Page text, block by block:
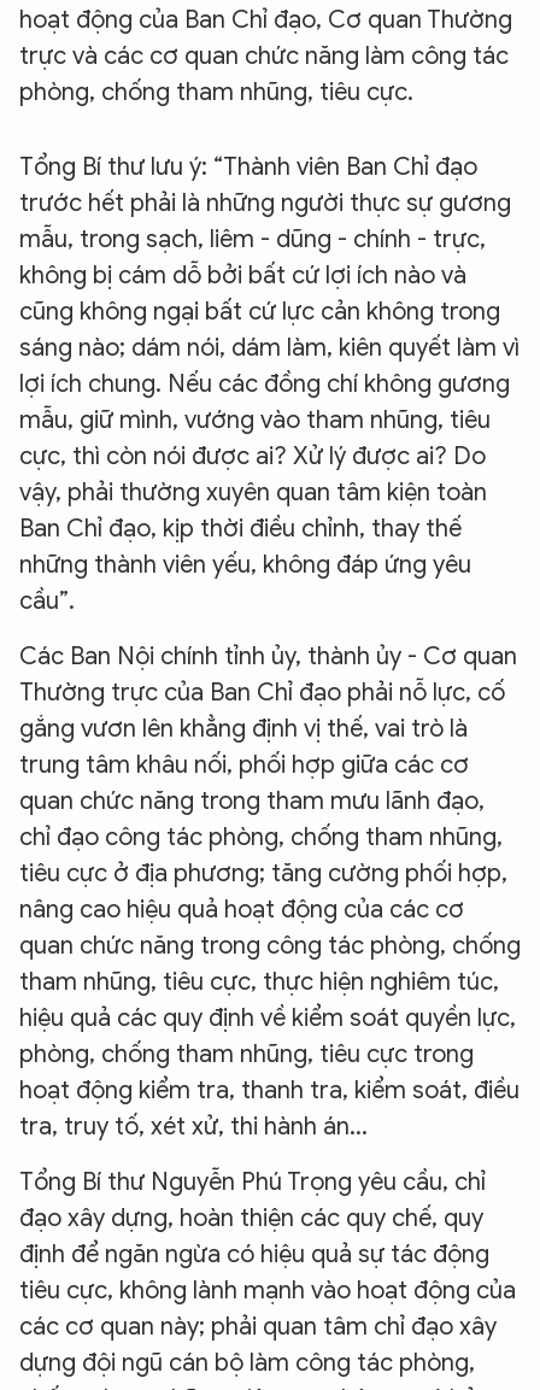
hoạt động của Ban Chỉ đạo, Cơ quan Thường
trực và các cơ quan chức năng làm công tác
phòng, chống tham nhũng, tiêu cực.
Tổng Bí thư lưu ý: “Thành viên Ban Chỉ đạo
trước hết phải là những người thực sự gương
mẫu, trong sạch, liêm - dũng - chính - trực,
không bị cám dỗ bởi bất cứ lợi ích nào và
cũng không ngại bất cứ lực cản không trong
sáng nào; dám nói, dám làm, kiên quyết làm vì
lợi ích chung. Nếu các đồng chí không gương
mẫu, giữ mình, vướng vào tham nhũng, tiêu
cực, thì còn nói được ai? Xử lý được ai? Do
vậy, phải thường xuyên quan tâm kiện toàn
Ban Chỉ đạo, kịp thời điều chỉnh, thay thế
những thành viên yếu, không đáp ứng yêu
cầu”.
Các Ban Nội chính tỉnh ủy, thành ủy - Cơ quan
Thường trực của Ban Chỉ đạo phải nỗ lực, cố
gắng vươn lên khẳng định vị thế, vai trò là
trung tâm khâu nối, phối hợp giữa các cơ
quan chức năng trong tham mưu lãnh đạo,
chỉ đạo công tác phòng, chống tham nhũng,
tiêu cực ở địa phương; tăng cường phối hợp,
nâng cao hiệu quả hoạt động của các cơ
quan chức năng trong công tác phòng, chống
tham nhũng, tiêu cực, thực hiện nghiêm túc,
hiệu quả các quy định về kiểm soát quyền lực,
phòng, chống tham nhũng, tiêu cực trong
hoạt động kiểm tra, thanh tra, kiểm soát, điều
tra, truy tố, xét xử, thi hành án...
Tổng Bí thư Nguyễn Phú Trọng yêu cầu, chỉ
đạo xây dựng, hoàn thiện các quy chế, quy
định để ngăn ngừa có hiệu quả sự tác động
tiêu cực, không lành mạnh vào hoạt động của
các cơ quan này; phải quan tâm chỉ đạo xây
dựng đội ngũ cán bộ làm công tác phòng,